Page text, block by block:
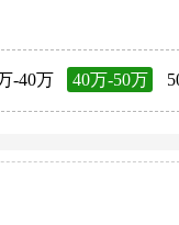
-40万 40万-50万